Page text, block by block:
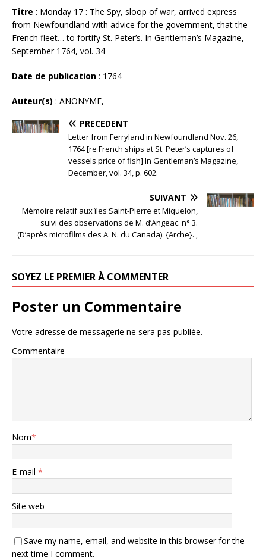
Titre : Monday 17 : The Spy, sloop of war, arrived express
from Newfoundland with advice for the government, that the
French fleet… to fortify St. Peter’s. In Gentleman’s Magazine,
September 1764, vol. 34
Date de publication : 1764
Auteur(s) : ANONYME,
PRÉCÉDENT
Letter from Ferryland in Newfoundland Nov. 26,
1764 [re French ships at St. Peter’s captures of
vessels price of fish] In Gentleman’s Magazine,
December, vol. 34, p. 602.
SUIVANT
Mémoire relatif aux îles Saint-Pierre et Miquelon,
suivi des observations de M. d’Angeac. n° 3.
(D’après microfilms des A. N. du Canada). {Arche}. ,
SOYEZ LE PREMIER À COMMENTER
Poster un Commentaire
Votre adresse de messagerie ne sera pas publiée.
Commentaire
Nom*
E-mail *
Site web
Save my name, email, and website in this browser for the
next time I comment.